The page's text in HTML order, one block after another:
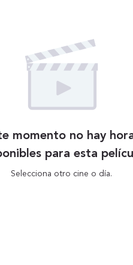
momento no hay
para esta
Selecciona otro cine o día.